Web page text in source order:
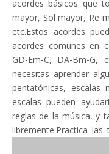
acordes básicos que
mayor, Sol mayor, Re
etc.Estos acordes
acordes comunes en
GD-Em-C, DA-Bm-G,
necesitas aprender
pentatónicas, escalas
escalas pueden
reglas de la música, y
libremente.Practica las